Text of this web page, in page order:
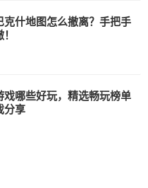
克什地图怎么撤离？手把手
哪些好玩，精选畅玩榜单
分享